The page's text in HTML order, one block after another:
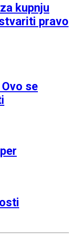
kupnju
pravo
se